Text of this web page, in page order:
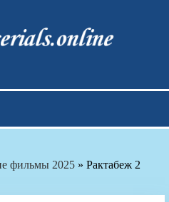
смотреть
фильмы 2025 » Рактабеж 2